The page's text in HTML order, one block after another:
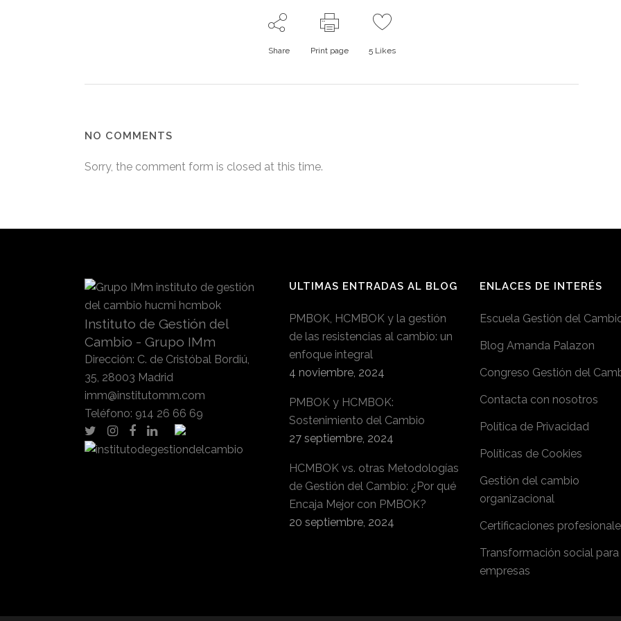
Share Print page 5Likes
NO COMMENTS
Sorry, the comment form is closed at this time.
Instituto de Gestión del
Cambio - Grupo IMm
Dirección: C. de Cristóbal Bordiú,
35, 28003 Madrid
imm@institutomm.com
Teléfono: 914 26 66 69
ULTIMAS ENTRADAS AL BLOG
PMBOK, HCMBOK y la gestión
de las resistencias al cambio: un
enfoque integral
4 noviembre, 2024
PMBOK y HCMBOK:
Sostenimiento del Cambio
27 septiembre, 2024
HCMBOK vs. otras Metodologías
de Gestión del Cambio: ¿Por qué
Encaja Mejor con PMBOK?
20 septiembre, 2024
ENLACES DE INTERÉS
Escuela Gestión del
Blog Amanda Palazon
Congreso Gestión del
Contacta con nosotros
Política de Privacidad
Políticas de Cookies
Gestión del cambio
organizacional
Certificaciones
Transformación social para
empresas